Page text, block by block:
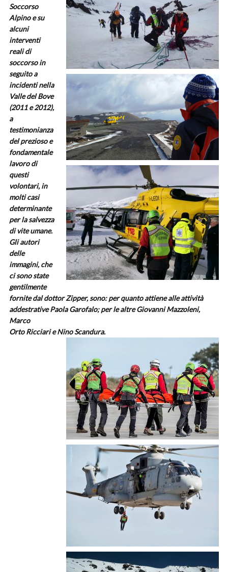
Soccorso
Alpino e su
alcuni
interventi
reali di
soccorso in
seguito a
incidenti nella
Valle del Bove
(2011 e 2012),
a
testimonianza
del prezioso e
fondamentale
lavoro di
questi
volontari, in
molti casi
determinante
per la salvezza
di vite umane.
Gli autori
delle
immagini, che
ci sono state
gentilmente
fornite dal dottor Zipper, sono: per quanto attiene alle attività
addestrative Paola Garofalo; per le altre Giovanni Mazzoleni,
Marco
Orto Ricciari e NinoScandura.